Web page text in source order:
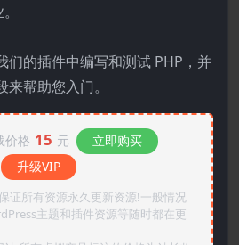
们的插件中编写和测试 PHP，并
帮助您入门。
价格 15 元
立即购买
升级VIP
证所有资源永久更新资源!一般情况
主题和插件资源等随时都在更